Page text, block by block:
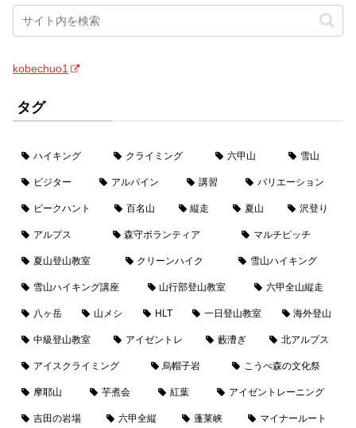
kobechuo1
タグ
ハイキング クライミング 六甲山 雪山
ビジター アルパイン 講習 バリエーション
ピークハント 百名山 縦走 夏山 沢登り
アルプス 森守ボランティア マルチピッチ
夏山登山教室 クリーンハイク 雪山ハイキング
雪山ハイキング講座 山行部登山教室 六甲全山縦走
八ヶ岳 山メシ HLT 一日登山教室 海外登山
中級登山教室 アイゼントレ 藪漕ぎ 北アルプス
アイスクライミング 烏帽子岩 こうべ森の文化祭
摩耶山 芋煮会 紅葉 アイゼントレーニング
吉田の岩場 六甲全縦 蓬莱峡 マイナールート